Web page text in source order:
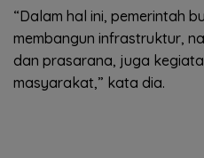
“Dalam hal ini, pemerintah
membangun infrastruktur,
dan prasarana, juga
masyarakat,” kata dia.